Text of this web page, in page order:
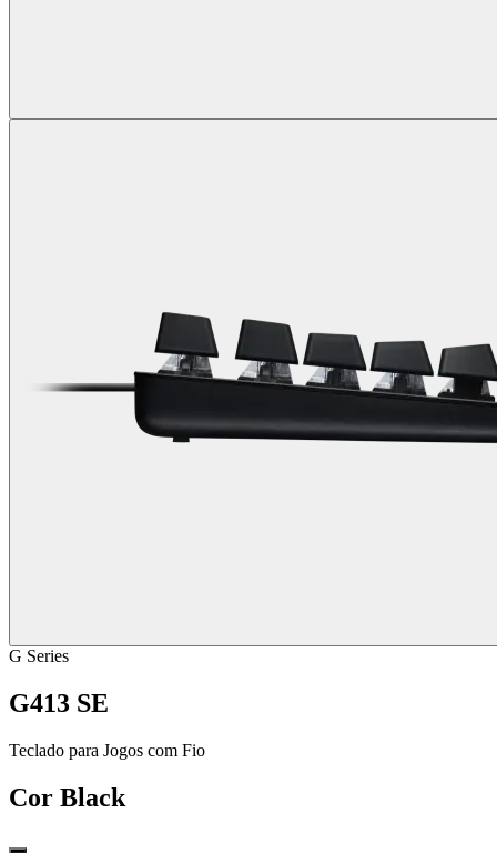
G Series
G413 SE
Teclado para Jogos com Fio
Cor Black